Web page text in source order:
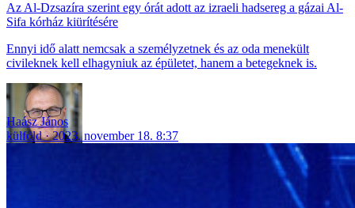
Az Al-Dzsazíra szerint egy órát adott az izraeli hadsereg a gázai Al-
Sifa kórház kiürítésére
Ennyi idő alatt nemcsak a személyzetnek és az oda menekült
civileknek kell elhagyniuk az épületet, hanem a betegeknek is.
Haász János
külföld
2023. november 18. 8:37